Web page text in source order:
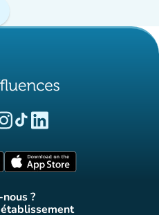
onglet)onglet)
(nouvel onglet)
(nouvel onglet)
(nouvel onglet)
?
onglet)